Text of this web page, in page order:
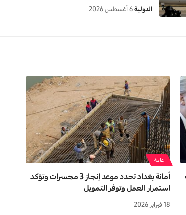
الدولية 6 أغسطس 2026
عامة
أمانة بغداد تحدد موعد إنجاز 3 مجسرات وتؤكد
استمرار العمل وتوفر التمويل
18 فبراير 2026